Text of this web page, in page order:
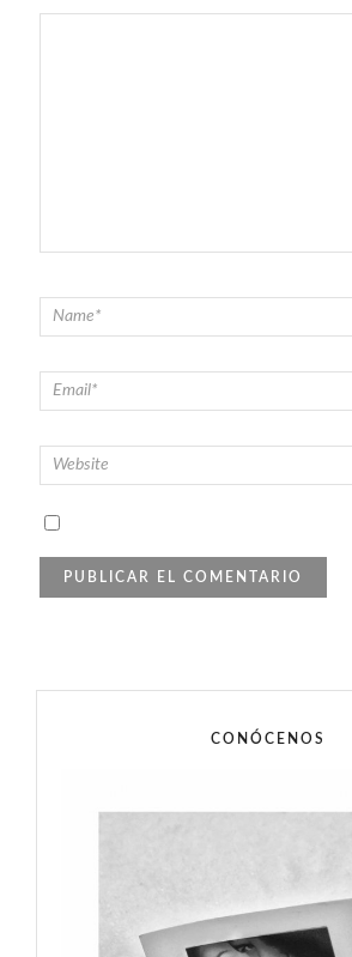
CONÓCENOS